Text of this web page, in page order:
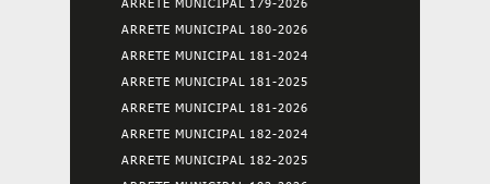
ARRETE MUNICIPAL 180-2026
ARRETE MUNICIPAL 181-2024
ARRETE MUNICIPAL 181-2025
ARRETE MUNICIPAL 181-2026
ARRETE MUNICIPAL 182-2024
ARRETE MUNICIPAL 182-2025